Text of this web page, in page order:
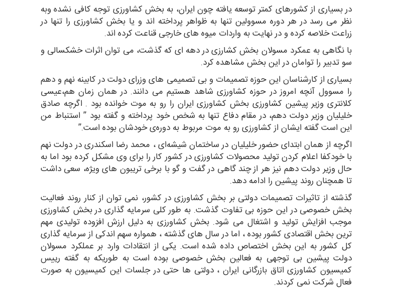
در بسیاری از کشورهای کمتر توسعه یافته چون ایران، به بخش کشاورزی توجه کافی نشده وبه
نظر می رسد در هر دوره مسوولین تنها به ظواهر پرداخته اند و یا بخش کشاورزی را تنها در
زراعت خلاصه کرده و در نهایت به واردات میوه های خارجی قناعت کرده اند.
با نگاهی به عمکرد مسولان بخش کشارزی در دهه ای که گذشت، می توان اثرات خشکسالی و
سو تدبیر را توامان در این بخش مشاهده کرد.
بسیاری از کارشناسان این حوزه تصمیمات و بی تصمیمی های وزرای دولت در کابینه نهم و دهم
را مسوول آنچه امروز در حوزه کشاورزی شاهد هستیم می دانند. در همان زمان هم،عیسی
کلانتری وزیر پیشین کشاورزی بخش کشاورزی ایران را رو به موت خوانده بود . اگرچه صادق
خلیلیان وزیر دولت دهم، در مقام دفاع تنها به شخص خود پرداخته و گفته بود ” استنباط من
این است گفته ایشان از کشاورزی رو به موت مربوط به دوره‌ی خودشان بوده است.”
اگرچه از همان ابتدای حضور خلیلیان در ساختمان شیشه‌ای ، محمد رضا اسکندری در دولت نهم
با خودکفا اعلام کردن تولید محصولات کشاورزی در کشور کار را برای وی مشکل کرده بود اما به
حال وزیر دولت دهم نیز هر از چند گاهی در گفت و گو با برخی تریبون های ویژه، سعی داشت
تا همچنان روند پیشین را ادامه دهد.
گذشته از تاثیرات تصمیمات دولتی بر بخش کشاورزی در کشور، نمی توان از کنار روند فعالیت
بخش خصوصی در این حوزه بی تفاوت گذشت. به طور کلی سرمایه گذاری در بخش کشاورزی
موجب افزایش تولید و اشتغال می شود. بخش کشاورزی به دلیل ارزش افزوده تولیدی مهم
ترین بخش اقتصادی کشور بوده ، اما در سال های گذشته ، همواره سهم اندکی از سرمایه گذاری
کل کشور به این بخش اختصاص داده شده است. یکی از انتقادات وارد بر عملکرد مسولان
دولت پیشین بی توجهی به فعالین بخش خصوصی بوده است به طوریکه به گفته رییس
کمیسیون کشاورزی اتاق بازرگانی ایران ، دولتی ها حتی در جلسات این کمیسیون به صورت
فعال شرکت نمی کردند.